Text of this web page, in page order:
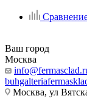
Ваш город
Москва
Москва, ул